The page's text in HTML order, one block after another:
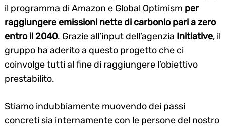
il programma di Amazon e Global Optimism per
raggiungere emissioni nette di carbonio pari a zero
entro il 2040. Grazie all’input dell’agenzia Initiative, il
gruppo ha aderito a questo progetto che ci
coinvolge tutti al fine di raggiungere l’obiettivo
prestabilito.
Stiamo indubbiamente muovendo dei passi
concreti sia internamente con le persone del nostro